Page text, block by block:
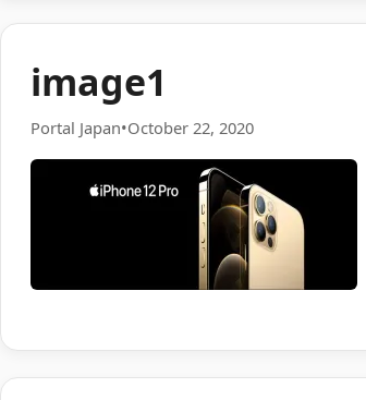
image1
Portal Japan•October 22, 2020